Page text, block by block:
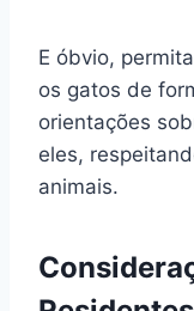
E óbvio,
os gatos de
orientações
eles,
animais.